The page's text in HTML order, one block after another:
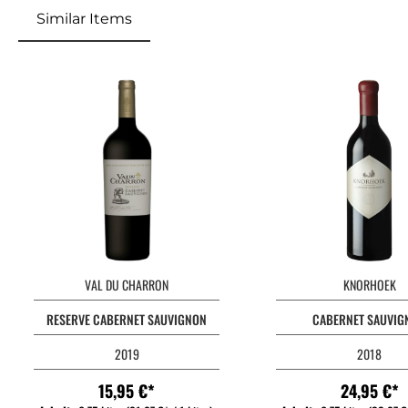
Similar Items
VAL DU CHARRON
RESERVE CABERNET SAUVIGNON
2019
15,95 €*
KNORHOEK
CABERNET
2018
24,95 €*